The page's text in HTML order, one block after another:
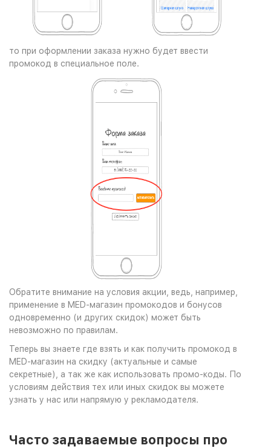
то при оформлении заказа нужно будет ввести
промокод в специальное поле.
Обратите внимание на условия акции, ведь, например,
применение в MED-магазин промокодов и бонусов
одновременно (и других скидок) может быть
невозможно по правилам.
Теперь вы знаете где взять и как получить промокод в
MED-магазин на скидку (актуальные и самые
секретные), а так же как использовать промо-коды. По
условиям действия тех или иных скидок вы можете
узнать у нас или напрямую у рекламодателя.
Часто задаваемые вопросы про